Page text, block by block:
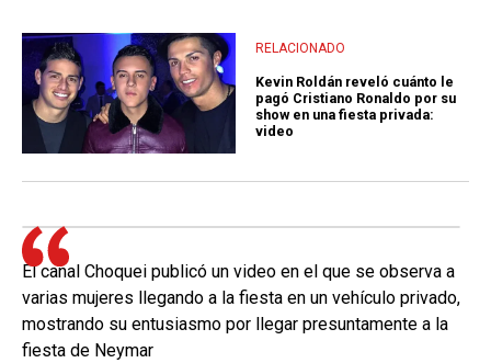
RELACIONADO
Kevin Roldán reveló cuánto le
pagó Cristiano Ronaldo por su
show en una fiesta privada:
video
El canal Choquei publicó un video en el que se observa a
varias mujeres llegando a la fiesta en un vehículo privado,
mostrando su entusiasmo por llegar presuntamente a la
fiesta de Neymar